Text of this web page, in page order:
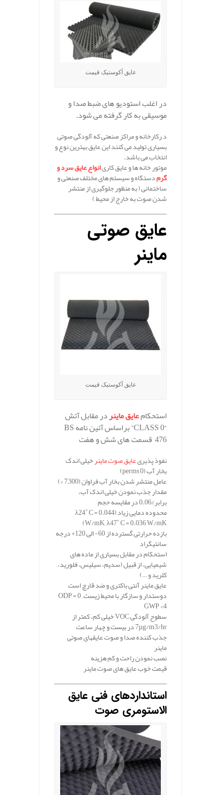
عایق آکوستیک قیمت
در اغلب استودیو های ضبط صدا و
موسیقی به کار گرفته می شود.
د رکارخانه و مراکز صنعتی که آلودگی صوتی
بسیاری تولید می کنند این عایق بهترین نوع و
انتخاب می باشد.
موتور خانه ها و عایق کاریانواع عایق سرد و
گرمدستگاه و سیستم های مختلف صنعتی و
ساختمانی ( به منظور جلوگیری از منتشر
شدن صوت به خارج از محیط )
عایق صوتی
ماینر
عایق آکوستیک قیمت
استحکامعایق ماینردر مقابل آتش
“CLASS 0” براساس آئین نامهBS
476قسمت های شش و هفت
نفوذ پذیریعایق صوت ماینرخیلی اندک
بخار آب(perms 0)
عامل منتشر شدن بخار آب فراوان(7,300 <)
مقدار جذب نمودن خیلی اندک آب،
برابر%0.06 در مقایسه حجم
محدوده دمایی زیاد (λ24˚ C = 0.044
W/mK; λ47˚ C = 0.036 W/mK)
بازده حرارتی گسترده از 60- الی 120+ درجه
سانتیگراد
استحکام در مقابل بسیاری از ماده های
شیمیایی، از قبیل (سدیم، سیلیس، فلورید،
کلرید و …)
عایق ماینر آنتی باکتری و ضد قارچ است
دوستدار و سازگار با محیط زیستODP = 0 ,
GWP <4
سطوح آلودگیVOCخیلی کم، کمتر از
7µg/m3/hrدر بیست و چهار ساعت
جذب کننده صدا و صوت عایقهای صوتی
ماینر
نصب نمودن راحت و کم هزینه
قیمت خوب عایق های صوت ماینر
استانداردهای فنی عایق
الاستومری صوت